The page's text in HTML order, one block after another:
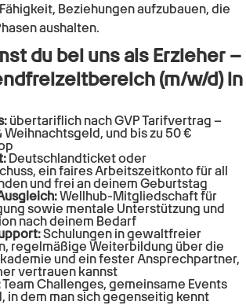
Beziehungen aufzubauen, die
aushalten.
du bei uns als Erzieher –
(m/w/d) in
übertariflich nach GVP Tarifvertrag –
Weihnachtsgeld, und bis zu 50 €
Deutschlandticket oder
ein faires Arbeitszeitkonto für all
und frei an deinem Geburtstag
Wellhub-Mitgliedschaft für
sowie mentale Unterstützung und
nach deinem Bedarf
Schulungen in gewaltfreier
regelmäßige Weiterbildung über die
und ein fester Ansprechpartner,
vertrauen kannst
Team Challenges, gemeinsame Events
in dem man sich gegenseitig kennt